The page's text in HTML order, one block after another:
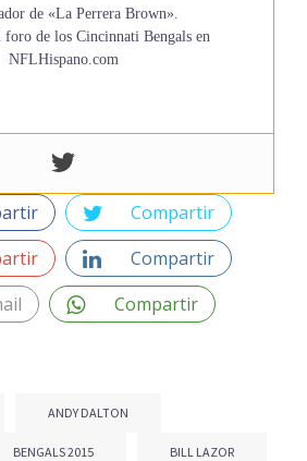
de «La Perrera Brown».
foro de los Cincinnati Bengals en
NFLHispano.com
Compartir
Compartir
Compartir
ANDY DALTON
BENGALS 2015 BILL LAZOR